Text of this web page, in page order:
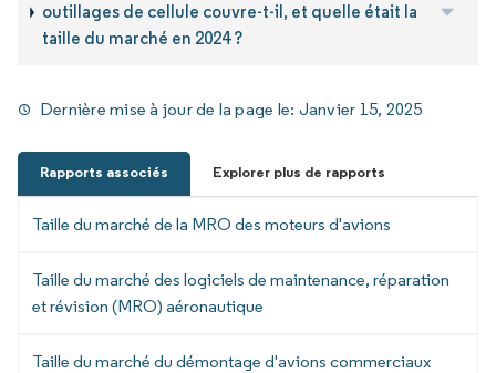
outillages de cellule couvre-t-il, et quelle était la
taille du marché en 2024 ?
Dernière mise à jour de la page le: Janvier 15, 2025
Rapports associés Explorer plus de rapports
Taille du marché de la MRO des moteurs d'avions
Taille du marché des logiciels de maintenance, réparation
et révision (MRO) aéronautique
Taille du marché du démontage d'avions commerciaux